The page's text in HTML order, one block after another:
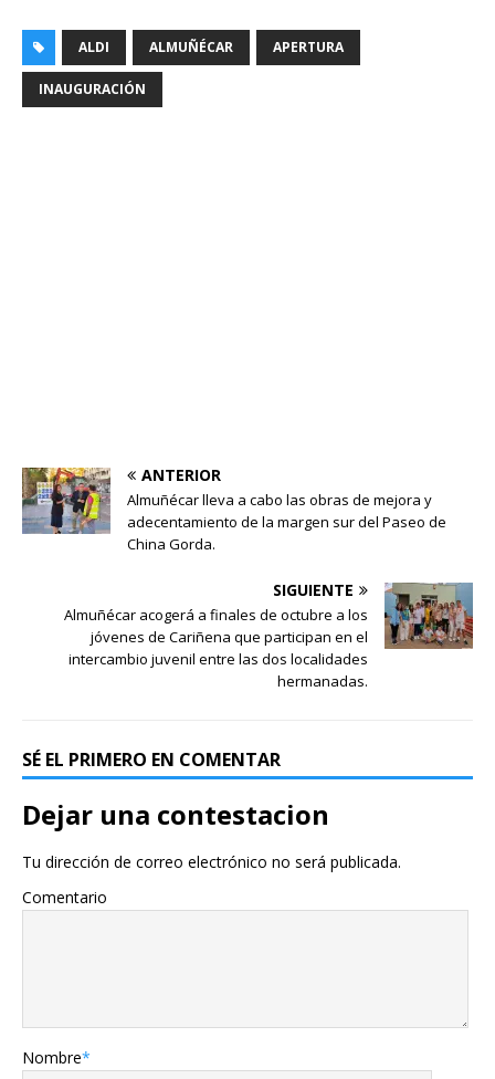
ALDI ALMUÑÉCAR APERTURA
INAUGURACIÓN
ANTERIOR
Almuñécar lleva a cabo las obras de mejora y
adecentamiento de la margen sur del Paseo de
China Gorda.
SIGUIENTE
Almuñécar acogerá a finales de octubre a los
jóvenes de Cariñena que participan en el
intercambio juvenil entre las dos localidades
hermanadas.
SÉ EL PRIMERO EN COMENTAR
Dejar una contestacion
Tu dirección de correo electrónico no será publicada.
Comentario
Nombre*